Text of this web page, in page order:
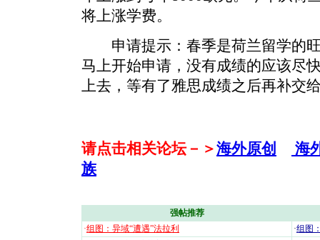
将上涨学费。
申请提示：春季是荷兰留学的旺
马上开始申请，没有成绩的应该尽
上去，等有了雅思成绩之后再补交
请点击相关论坛－＞海外原创
海
族
强帖推荐
·组图：异域“遭遇”法拉利 ·组图